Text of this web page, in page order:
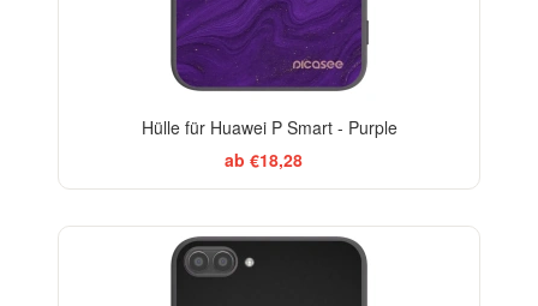
Hülle für Huawei P Smart - Purple
ab €18,28